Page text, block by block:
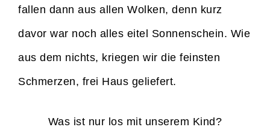
fallen dann aus allen Wolken, denn kurz
davor war noch alles eitel Sonnenschein. Wie
aus dem nichts, kriegen wir die feinsten
Schmerzen, frei Haus geliefert.
Was ist nur los mit unserem Kind?